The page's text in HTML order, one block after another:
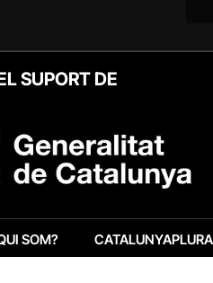
SUPORT DE
SOM?